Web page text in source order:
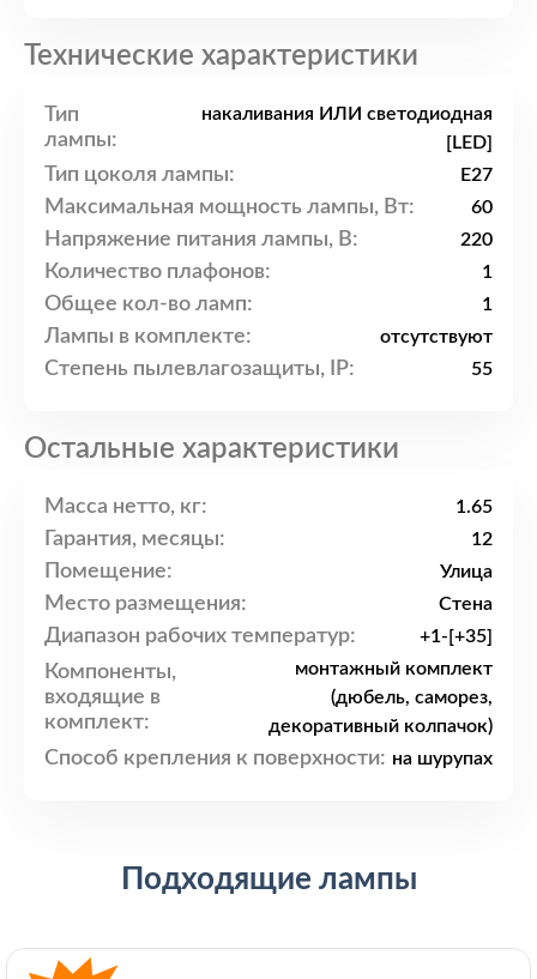
Технические характеристики
Тип
лампы:
накаливания ИЛИ светодиодная
[LED]
Тип цоколя лампы: E27
Максимальная мощность лампы, Вт: 60
Напряжение питания лампы, В: 220
Количество плафонов: 1
Общее кол-во ламп: 1
Лампы в комплекте: отсутствуют
Степень пылевлагозащиты, IP: 55
Остальные характеристики
Масса нетто, кг: 1.65
Гарантия, месяцы: 12
Помещение: Улица
Место размещения: Стена
Диапазон рабочих температур: +1-[+35]
Компоненты,
входящие в
комплект:
монтажный комплект
(дюбель, саморез,
декоративный колпачок)
Способ крепления к поверхности: на шурупах
Подходящие лампы